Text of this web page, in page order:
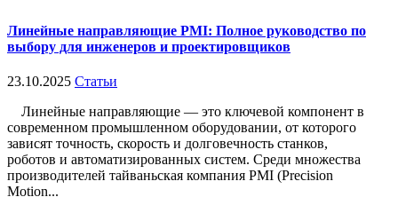
Линейные направляющие PMI: Полное руководство по
выбору для инженеров и проектировщиков
23.10.2025 Статьи
Линейные направляющие — это ключевой компонент в
современном промышленном оборудовании, от которого
зависят точность, скорость и долговечность станков,
роботов и автоматизированных систем. Среди множества
производителей тайваньская компания PMI (Precision
Motion...